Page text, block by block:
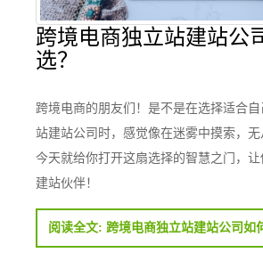
跨境电商独立站建站公
选？
跨境电商的朋友们！是不是在选择适合
站建站公司时，感觉像在迷雾中摸索，无
今天就给你打开这扇选择的智慧之门，
建站伙伴！
阅读全文: 跨境电商独立站建站公司如